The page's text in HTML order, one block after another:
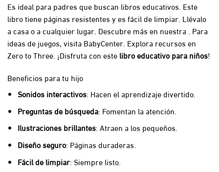
Es ideal para padres que buscan libros educativos. Este
libro tiene páginas resistentes y es fácil de limpiar. Llévalo
a casa o a cualquier lugar. Descubre más en nuestra . Para
ideas de juegos, visita BabyCenter . Explora recursos en
Zero to Three . ¡Disfruta con este libro educativo para niños!
Beneficios para tu hijo
Sonidos interactivos: Hacen el aprendizaje divertido.
Preguntas de búsqueda: Fomentan la atención.
Ilustraciones brillantes: Atraen a los pequeños.
Diseño seguro: Páginas duraderas.
Fácil de limpiar: Siempre listo.